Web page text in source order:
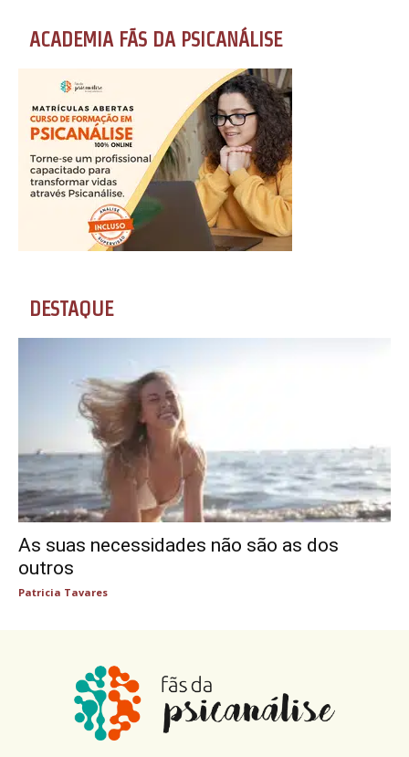
ACADEMIA FÃS DA PSICANÁLISE
DESTAQUE
As suas necessidades não são as dos
outros
Patricia Tavares